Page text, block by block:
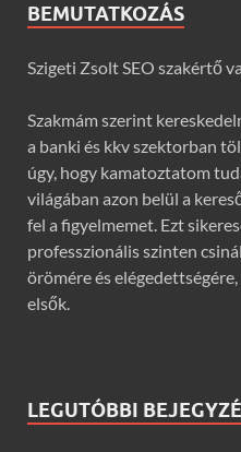
BEMUTATKOZÁS
Szigeti Zsolt SEO szakértő
Szakmám szerint
a banki és kkv szektorban
úgy, hogy kamatoztatom
világában azon belül a
fel a figyelmemet. Ezt
professzionális szinten
örömére és
elsők.
LEGUTÓBBI